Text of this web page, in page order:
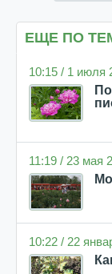
ЕЩЕ ПО
10:15 / 1 июля
11:19 / 23 мая
10:22 / 22